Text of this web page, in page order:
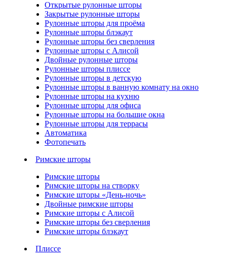
Открытые рулонные шторы
Закрытые рулонные шторы
Рулонные шторы для проёма
Рулонные шторы блэкаут
Рулонные шторы без сверления
Рулонные шторы с Алисой
Двойные рулонные шторы
Рулонные шторы плиссе
Рулонные шторы в детскую
Рулонные шторы в ванную комнату на окно
Рулонные шторы на кухню
Рулонные шторы для офиса
Рулонные шторы на большие окна
Рулонные шторы для террасы
Автоматика
Фотопечать
Римские шторы
Римские шторы
Римские шторы на створку
Римские шторы «День-ночь»
Двойные римские шторы
Римские шторы с Алисой
Римские шторы без сверления
Римские шторы блэкаут
Плиссе